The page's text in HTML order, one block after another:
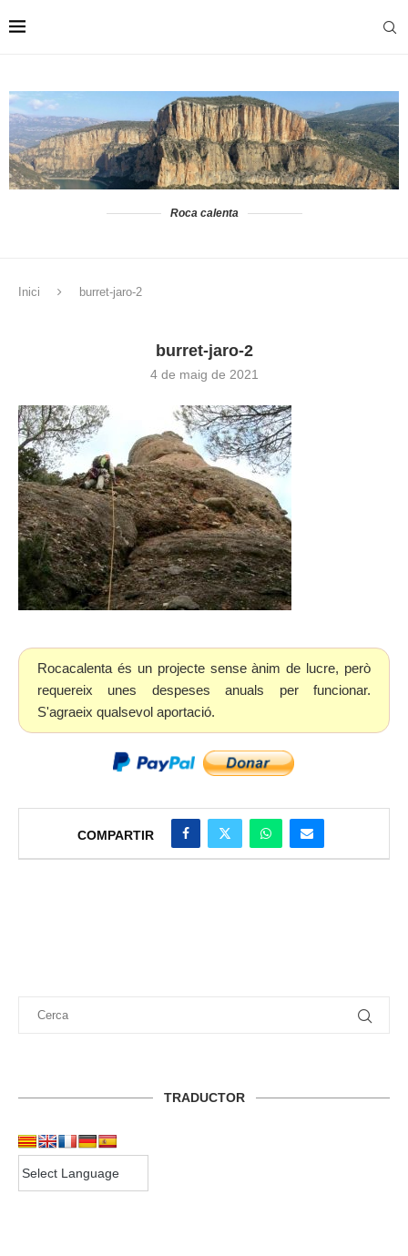
Roca calenta
Inici burret-jaro-2
burret-jaro-2
4 de maig de 2021
Rocacalenta és un projecte sense ànim de lucre, però
requereix unes despeses anuals per funcionar.
S'agraeix qualsevol aportació.
COMPARTIR
TRADUCTOR